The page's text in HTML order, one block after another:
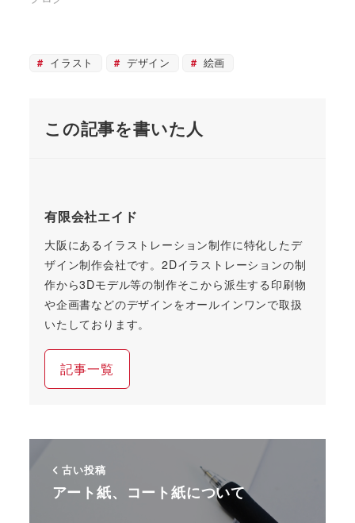
イラスト デザイン 絵画
この記事を書いた人
有限会社エイド
大阪にあるイラストレーション制作に特化したデ
ザイン制作会社です。2Dイラストレーションの制
作から3Dモデル等の制作そこから派生する印刷物
や企画書などのデザインをオールインワンで取扱
いたしております。
記事一覧
古い投稿
アート紙、コート紙について